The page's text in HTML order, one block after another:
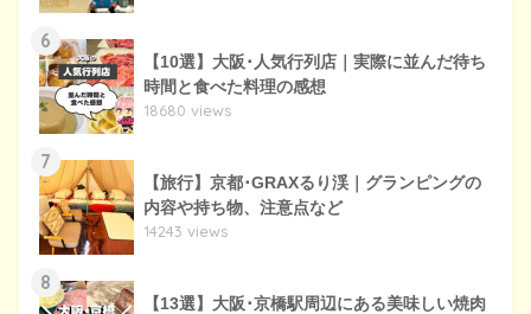
6
【10選】大阪･人気行列店｜実際に並んだ待ち
時間と食べた料理の感想
18680 views
7
【旅行】京都･GRAXるり渓｜グランピングの
内容や持ち物、注意点など
14243 views
8
【13選】大阪･京橋駅周辺にある美味しい焼肉